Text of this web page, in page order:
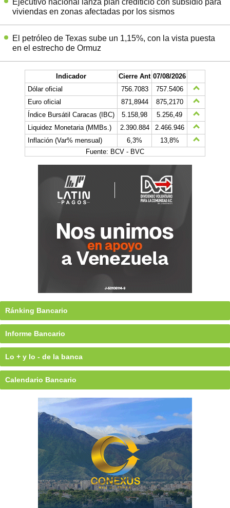
Ejecutivo nacional lanza plan crediticio con subsidio para
viviendas en zonas afectadas por los sismos
El petróleo de Texas sube un 1,15%, con la vista puesta
en el estrecho de Ormuz
Indicador Cierre Ant 07/08/2026
Dólar oficial
756.7083
757.5406
Euro oficial
871,8944
875,2170
Índice Bursátil Caracas (IBC)
5.158,98
5.256,49
Liquidez Monetaria (MMBs.)
2.390.884
2.466.946
Inflación (Var% mensual)
6,3%
13,8%
Fuente: BCV - BVC
Ránking Bancario
Informe Bancario
Lo + y lo - de la banca
Calendario Bancario